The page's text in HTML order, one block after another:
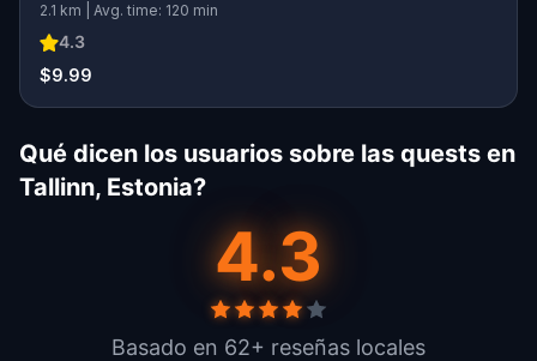
2.1 km | Avg. time: 120 min
4.3
$9.99
Qué dicen los usuarios sobre las quests en
Tallinn, Estonia?
4.3
Basado en 62+ reseñas locales